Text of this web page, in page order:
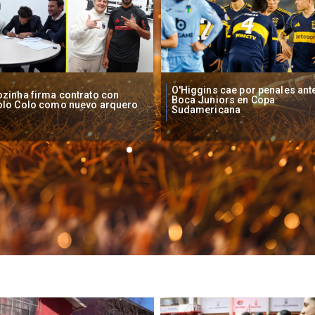
cae por penales ante
Juniors en Copa
Operadores de apuestas
piden acelerar regulación en
Chile